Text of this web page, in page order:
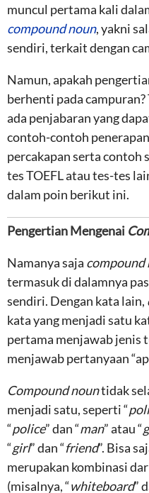
muncul pertama kali
compound noun, yakni
sendiri, terkait dengan
Namun, apakah
berhenti pada
ada penjabaran yang
contoh-contoh
percakapan serta contoh
tes TOEFL atau tes-tes
dalam poin berikut ini.
Pengertian Mengenai
Namanya saja compound
termasuk di dalamnya
sendiri. Dengan kata lain,
kata yang menjadi satu
pertama menjawab jenis
menjawab pertanyaan
Compound nountidak
menjadi satu, seperti “
“police” dan “man” atau “
“girl” dan “friend”. Bisa
merupakan kombinasi
(misalnya, “whiteboard”